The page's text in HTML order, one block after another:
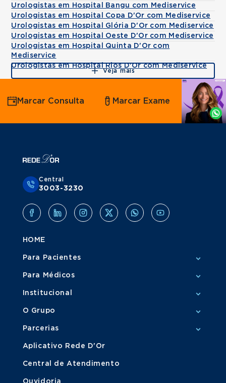
Urologistas em Hospital Bangu com Mediservice
Urologistas em Hospital Copa D'Or com Mediservice
Urologistas em Hospital Glória D'Or com Mediservice
Urologistas em Hospital Oeste D'Or com Mediservice
Urologistas em Hospital Quinta D'Or com
Mediservice
Urologistas em Hospital Rios D'Or com Mediservice
Veja mais
Agende
por
Whatsapp
Marcar Consulta Marcar Exame
Central
3003-3230
HOME
Para Pacientes
Para Médicos
Institucional
O Grupo
Parcerias
Aplicativo Rede D'Or
Central de Atendimento
Ouvidoria